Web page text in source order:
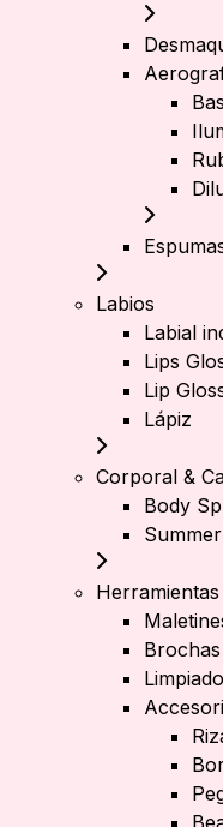
Labios
Labial
Lips
Lip
Lápiz
Corporal &
Body